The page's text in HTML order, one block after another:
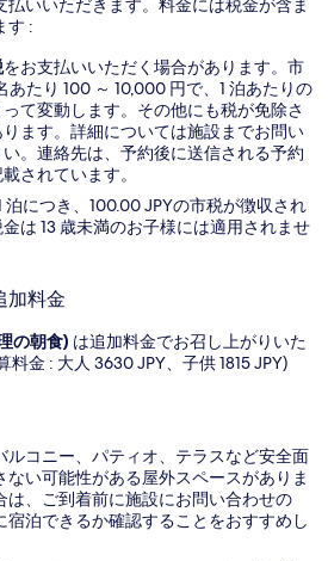
払いいただきます。料金には税金が含ま
す :
をお支払いいただく場合があります。市
あたり 100 ～ 10,000 円で、1 泊あたりの
て変動します。その他にも税が免除さ
ます。詳細については施設までお問い
。連絡先は、予約後に送信される予約
されています。
泊につき、100.00 JPYの市税が徴収され
は 13 歳未満のお子様には適用されませ
加料金
の朝食) は追加料金でお召し上がりいた
料金 : 大人 3630 JPY、子供 1815 JPY)
ルコニー、パティオ、テラスなど安全面
ない可能性がある屋外スペースがありま
は、ご到着前に施設にお問い合わせの
宿泊できるか確認することをおすすめし